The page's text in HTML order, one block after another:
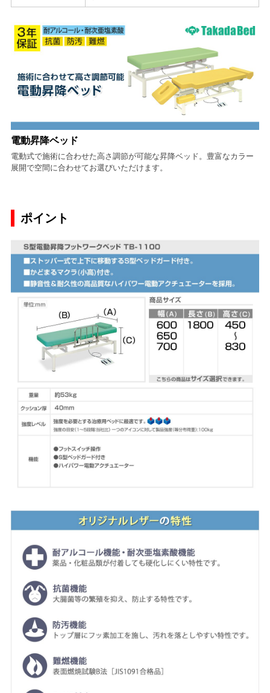
電動昇降ベッド
電動式で施術に合わせた高さ調節が可能な昇降ベッド。豊富なカラー
展開で空間に合わせてお選びいただけます。
ポイント